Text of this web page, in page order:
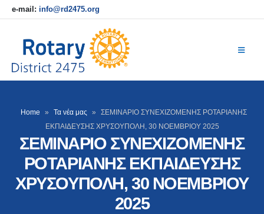
e-mail: info@rd2475.org
Home » Τα νέα μας »
ΣΕΜΙΝΑΡΙΟ ΣΥΝΕΧΙΖΟΜΕΝΗΣ ΡΟΤΑΡΙΑΝΗΣ
ΕΚΠΑΙΔΕΥΣΗΣ ΧΡΥΣΟΥΠΟΛΗ, 30 ΝΟΕΜΒΡΙΟΥ 2025
ΣΕΜΙΝΑΡΙΟ ΣΥΝΕΧΙΖΟΜΕΝΗΣ
ΡΟΤΑΡΙΑΝΗΣ ΕΚΠΑΙΔΕΥΣΗΣ
ΧΡΥΣΟΥΠΟΛΗ, 30 ΝΟΕΜΒΡΙΟΥ
2025